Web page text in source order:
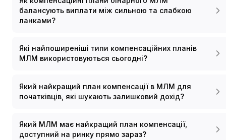
балансують виплати між сильною та слабкою
ланками?
Які найпоширеніші типи компенсаційних планів
МЛМ використовуються сьогодні?
Який найкращий план компенсації в МЛМ для
початківців, які шукають залишковий дохід?
Який МЛМ має найкращий план компенсації,
доступний на ринку прямо зараз?